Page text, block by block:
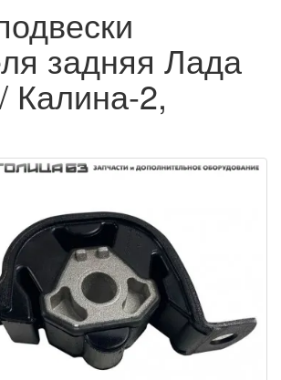
задняя Лада
Калина-2,